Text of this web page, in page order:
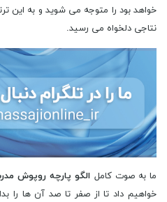
خواهد بود را متوجه می شوید و به این
نتاجی دلخواه می رسید.
ما به صوت کامل الگو پارچه روپوش
خواهیم داد تا از صفر تا صد آن ها را